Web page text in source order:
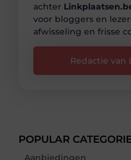
achter
voor bloggers en
afwisseling en frisse
Redactie van
POPULAR
Aanbiedingen